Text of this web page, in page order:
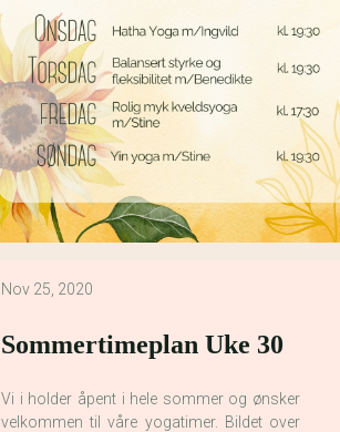
Nov 25, 2020
Sommertimeplan Uke 30
Vi i holder åpent i hele sommer og ønsker
velkommen til våre yogatimer. Bildet over